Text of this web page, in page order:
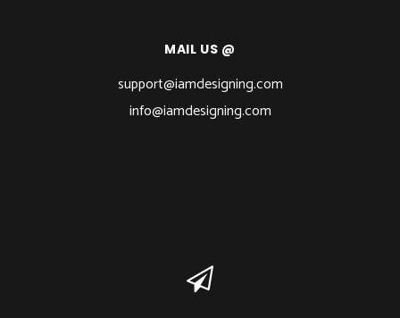
MAIL US @
support@iamdesigning.com
info@iamdesigning.com